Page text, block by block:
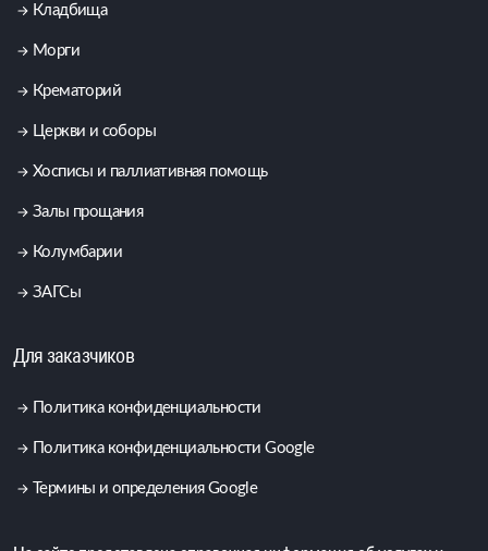
Кладбища
Морги
Крематорий
Церкви и соборы
Хосписы и паллиативная помощь
Залы прощания
Колумбарии
ЗАГСы
Для заказчиков
Политика конфиденциальности
Политика конфиденциальности Google
Термины и определения Google